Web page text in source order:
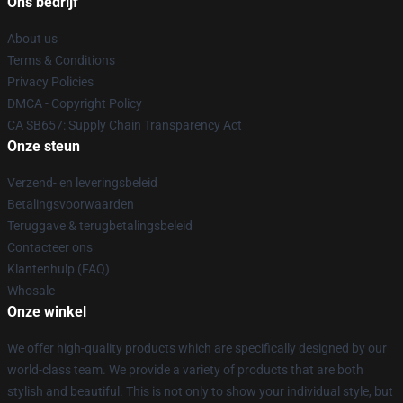
About us
Terms & Conditions
Privacy Policies
DMCA - Copyright Policy
CA SB657: Supply Chain Transparency Act
Onze steun
Verzend- en leveringsbeleid
Betalingsvoorwaarden
Teruggave & terugbetalingsbeleid
Contacteer ons
Klantenhulp (FAQ)
Whosale
Onze winkel
We offer high-quality products which are specifically designed by our
world-class team. We provide a variety of products that are both
stylish and beautiful. This is not only to show your individual style, but